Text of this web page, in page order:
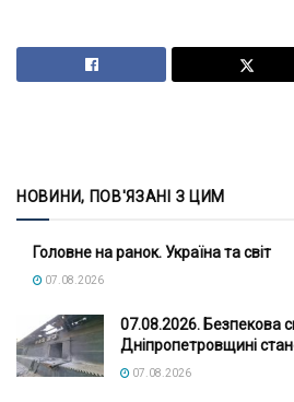
НОВИНИ, ПОВ'ЯЗАНІ З ЦИМ
Головне на ранок. Україна та світ
07.08.2026
07.08.2026. Безпекова
Дніпропетровщині
07.08.2026